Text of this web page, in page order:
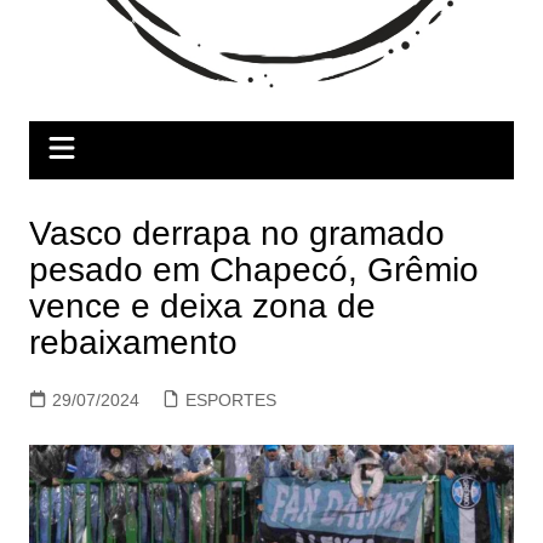
Vasco derrapa no gramado
pesado em Chapecó, Grêmio
vence e deixa zona de
rebaixamento
29/07/2024 ESPORTES